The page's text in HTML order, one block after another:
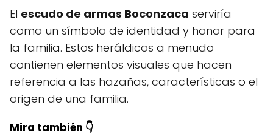
El escudo de armas Boconzaca serviría
como un símbolo de identidad y honor para
la familia. Estos heráldicos a menudo
contienen elementos visuales que hacen
referencia a las hazañas, características o el
origen de una familia.
Mira también 👇